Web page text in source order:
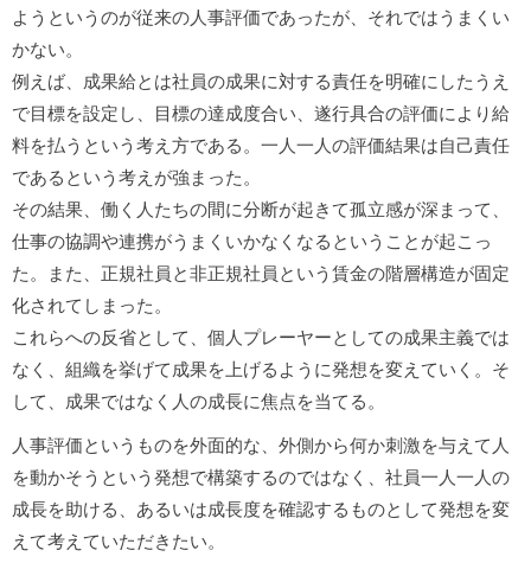
ようというのが従来の人事評価であったが、それではうまくい
かない。
例えば、成果給とは社員の成果に対する責任を明確にしたうえ
で目標を設定し、目標の達成度合い、遂行具合の評価により給
料を払うという考え方である。一人一人の評価結果は自己責任
であるという考えが強まった。
その結果、働く人たちの間に分断が起きて孤立感が深まって、
仕事の協調や連携がうまくいかなくなるということが起こっ
た。また、正規社員と非正規社員という賃金の階層構造が固定
化されてしまった。
これらへの反省として、個人プレーヤーとしての成果主義では
なく、組織を挙げて成果を上げるように発想を変えていく。そ
して、成果ではなく人の成長に焦点を当てる。
人事評価というものを外面的な、外側から何か刺激を与えて人
を動かそうという発想で構築するのではなく、社員一人一人の
成長を助ける、あるいは成長度を確認するものとして発想を変
えて考えていただきたい。